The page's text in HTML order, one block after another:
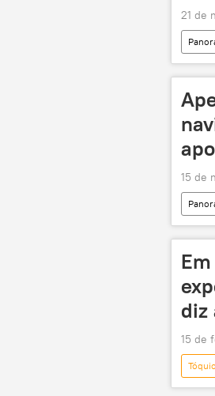
21 de
Teerã
15 de
diz
15 de
Tóquio